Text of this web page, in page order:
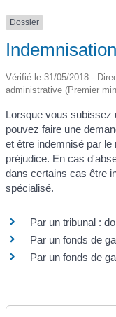
Dossier
Vérifié le 31/05/2018 -
administrative (Premier
Lorsque vous subissez
pouvez faire une
et être indemnisé par le
préjudice. En cas
dans certains cas être
spécialisé.
Par un tribunal :
Par un fonds de
Par un fonds de